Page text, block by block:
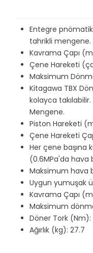
Entegre pnömatik
tahrikli mengene.
Kavrama Çapı
Çene Hareketi
Maksimum
Kitagawa TBX
kolayca
Mengene.
Piston Hareketi
Çene Hareketi
Her çene başına
(0.6MPa'da hava
Maksimum hava
Uygun yumuşak
Kavrama Çapı
Maksimum
Döner Tork (Nm):
Ağırlık (kg): 27.7